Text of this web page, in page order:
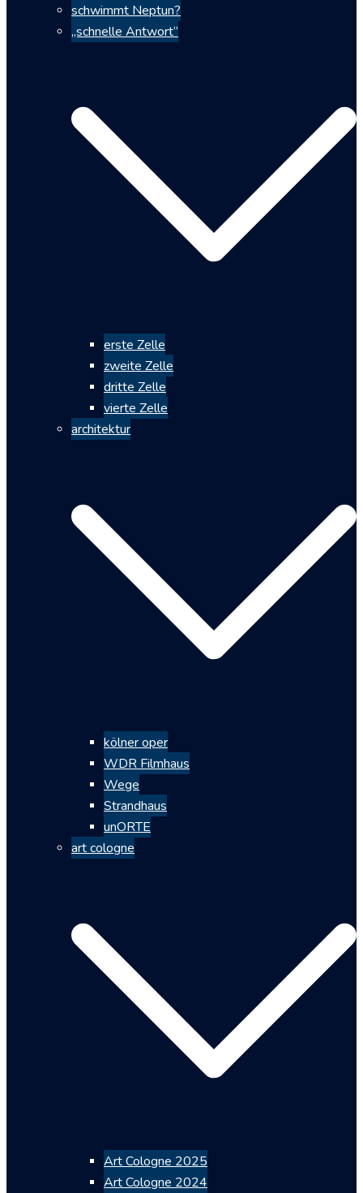
schwimmt Neptun?
„schnelle Antwort“
erste Zelle
zweite Zelle
dritte Zelle
vierte Zelle
architektur
kölner oper
WDR Filmhaus
Wege
Strandhaus
unORTE
art cologne
Art Cologne 2025
Art Cologne 2024